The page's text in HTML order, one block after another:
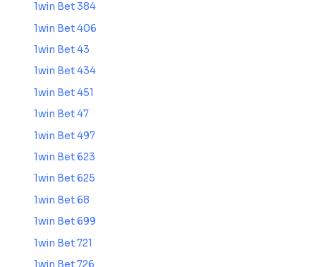
1win Bet 384
1win Bet 406
1win Bet 43
1win Bet 434
1win Bet 451
1win Bet 47
1win Bet 497
1win Bet 623
1win Bet 625
1win Bet 68
1win Bet 699
1win Bet 721
1win Bet 726